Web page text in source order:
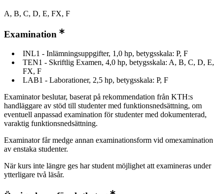
A, B, C, D, E, FX, F
Examination
INL1 - Inlämningsuppgifter, 1,0 hp, betygsskala: P, F
TEN1 - Skriftlig Examen, 4,0 hp, betygsskala: A, B, C, D, E,
FX, F
LAB1 - Laborationer, 2,5 hp, betygsskala: P, F
Examinator beslutar, baserat på rekommendation från KTH:s
handläggare av stöd till studenter med funktionsnedsättning, om
eventuell anpassad examination för studenter med dokumenterad,
varaktig funktionsnedsättning.
Examinator får medge annan examinationsform vid omexamination
av enstaka studenter.
När kurs inte längre ges har student möjlighet att examineras under
ytterligare två läsår.